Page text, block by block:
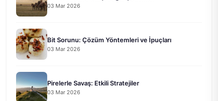
03 Mar 2026
Bit Sorunu: Çözüm Yöntemleri ve İpuçları
03 Mar 2026
Pirelerle Savaş: Etkili Stratejiler
03 Mar 2026